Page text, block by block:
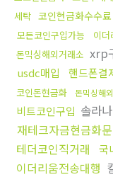
세탁 코인현금화수수료
모든코인구입가능
이
돈믹싱해외거래소 xrp
usdc매입 핸드폰결
코인돈현금화 돈믹싱해
비트코인구입 솔라
재테크자금현금화
테더코인직거래
국
이더리움전송대행